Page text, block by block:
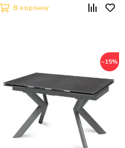
В корзину
−15%